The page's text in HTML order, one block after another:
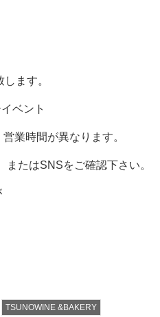
ます。
ベント
業時間が異なります。
たはSNSをご確認下さい。
TSUNOWINE &BAKERY